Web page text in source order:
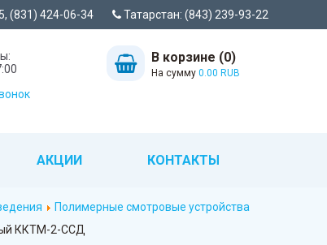
(831) 424-06-34 Татарстан: (843) 239-93-22
В корзине (0)
На сумму 0.00 RUB
АКЦИИ КОНТАКТЫ
Полимерные смотровые устройства
ККТМ-2-ССД